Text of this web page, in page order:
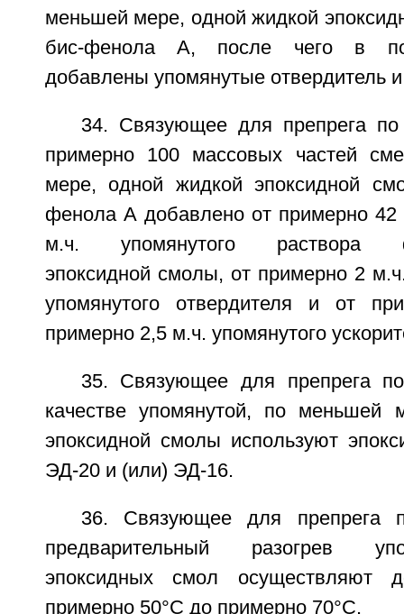
меньшей мере, одной жидкой
бис-фенола А, после чего в
добавлены упомянутые отвердитель и
34. Связующее для препрега
примерно 100 массовых частей
мере, одной жидкой эпоксидной
фенола А добавлено от примерно
м.ч. упомянутого раствора
эпоксидной смолы, от примерно 2
упомянутого отвердителя и от
примерно 2,5 м.ч. упомянутого
35. Связующее для препрега
качестве упомянутой, по меньшей
эпоксидной смолы используют
ЭД-20 и (или) ЭД-16.
36. Связующее для препрега
предварительный разогрев
эпоксидных смол осуществляют
примерно 50°С до примерно 70°С.